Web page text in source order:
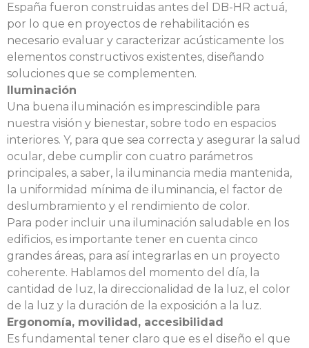
España fueron construidas antes del DB-HR actuá,
por lo que en proyectos de rehabilitación es
necesario evaluar y caracterizar acústicamente los
elementos constructivos existentes, diseñando
soluciones que se complementen.
Iluminación
Una buena iluminación es imprescindible para
nuestra visión y bienestar, sobre todo en espacios
interiores. Y, para que sea correcta y asegurar la salud
ocular, debe cumplir con cuatro parámetros
principales, a saber, la iluminancia media mantenida,
la uniformidad mínima de iluminancia, el factor de
deslumbramiento y el rendimiento de color.
Para poder incluir una iluminación saludable en los
edificios, es importante tener en cuenta cinco
grandes áreas, para así integrarlas en un proyecto
coherente. Hablamos del momento del día, la
cantidad de luz, la direccionalidad de la luz, el color
de la luz y la duración de la exposición a la luz.
Ergonomía, movilidad, accesibilidad
Es fundamental tener claro que es el diseño el que